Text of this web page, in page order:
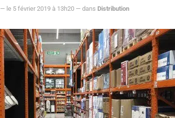
— le 5 février 2019 à 13h20 — dans Distribution